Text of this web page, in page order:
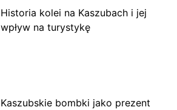
Historia kolei na Kaszubach i jej
wpływ na turystykę
Kaszubskie bombki jako prezent